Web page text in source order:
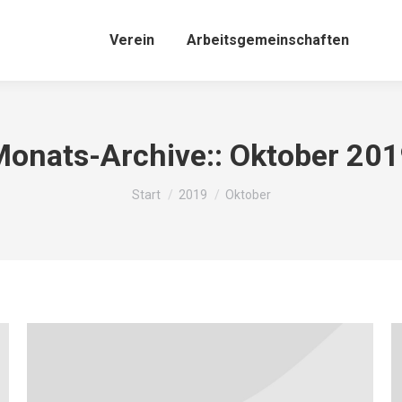
Verein Arbeitsgemeinschaften
Archive:: Oktober
Sie befinden sich hier:
Start 2019 Oktober